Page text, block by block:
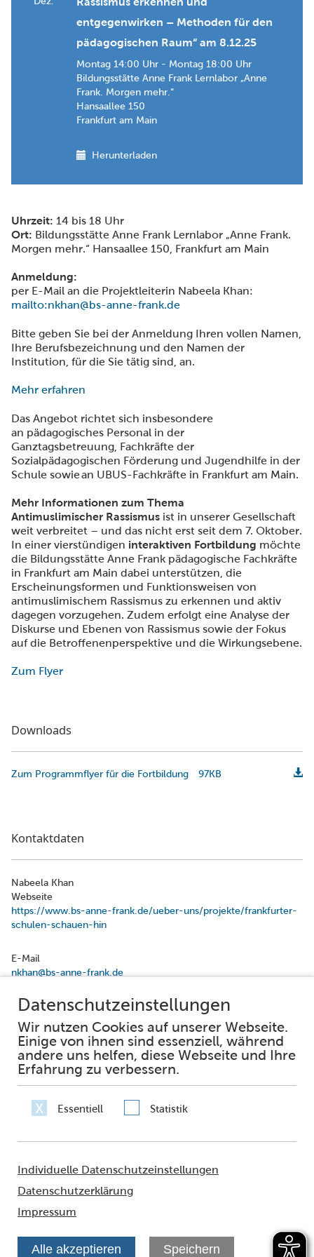
entgegenwirken – Methoden für den
pädagogischen Raum“ am 8.12.25
Montag 14:00 Uhr - Montag 18:00 Uhr
Bildungsstätte Anne Frank Lernlabor „Anne
Frank. Morgen mehr.“
Hansaallee 150
Frankfurt am Main
Herunterladen
Uhrzeit: 14 bis 18 Uhr
Ort: Bildungsstätte Anne Frank Lernlabor „Anne Frank.
Morgen mehr.“ Hansaallee 150, Frankfurt am Main
Anmeldung:
per E-Mail an die Projektleiterin Nabeela Khan:
mailto:nkhan@bs-anne-frank.de
Bitte geben Sie bei der Anmeldung Ihren vollen Namen,
Ihre Berufsbezeichnung und den Namen der
Institution, für die Sie tätig sind, an.
Mehr erfahren
Das Angebot richtet sich insbesondere
an pädagogisches Personal in der
Ganztagsbetreuung, Fachkräfte der
Sozialpädagogischen Förderung und Jugendhilfe in der
Schule sowie an UBUS-Fachkräfte in Frankfurt am Main.
Mehr Informationen zum Thema
Antimuslimischer Rassismus ist in unserer Gesellschaft
weit verbreitet – und das nicht erst seit dem 7. Oktober.
In einer vierstündigen interaktiven Fortbildung möchte
die Bildungsstätte Anne Frank pädagogische Fachkräfte
in Frankfurt am Main dabei unterstützen, die
Erscheinungsformen und Funktionsweisen von
antimuslimischem Rassismus zu erkennen und aktiv
dagegen vorzugehen. Zudem erfolgt eine Analyse der
Diskurse und Ebenen von Rassismus sowie der Fokus
auf die Betroffenenperspektive und die Wirkungsebene.
Zum Flyer
Downloads
Zum Programmflyer für die Fortbildung 97KB
Kontaktdaten
Nabeela Khan
Webseite
https://www.bs-anne-frank.de/ueber-uns/projekte/frankfurter-
schulen-schauen-hin
E-Mail
nkhan@bs-anne-frank.de
Facebook
Instagram
Impressum
Datenschutz
© 2021 - FRANKFURT AM MAIN
Amt für multikulturelle Angelegenheiten